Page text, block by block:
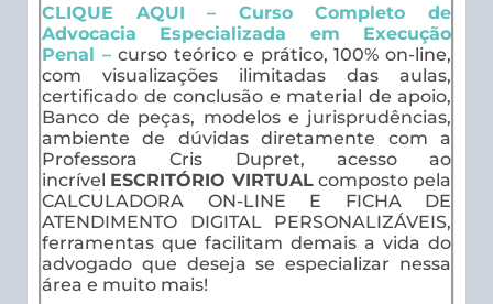
CLIQUE AQUI – Curso Completo de
Advocacia Especializada em Execução
Penal –curso teórico e prático, 100% on-line,
com visualizações ilimitadas das aulas,
certificado de conclusão e material de apoio,
Banco de peças, modelos e jurisprudências,
ambiente de dúvidas diretamente com a
Professora Cris Dupret, acesso ao
incrível ESCRITÓRIO VIRTUALcomposto pela
CALCULADORA ON-LINE E FICHA DE
ATENDIMENTO DIGITAL PERSONALIZÁVEIS,
ferramentas que facilitam demais a vida do
advogado que deseja se especializar nessa
área e muito mais!